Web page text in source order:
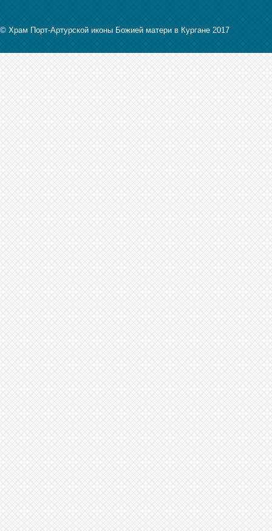
© Храм Порт-Артурской иконы Божией матери в Кургане 2017